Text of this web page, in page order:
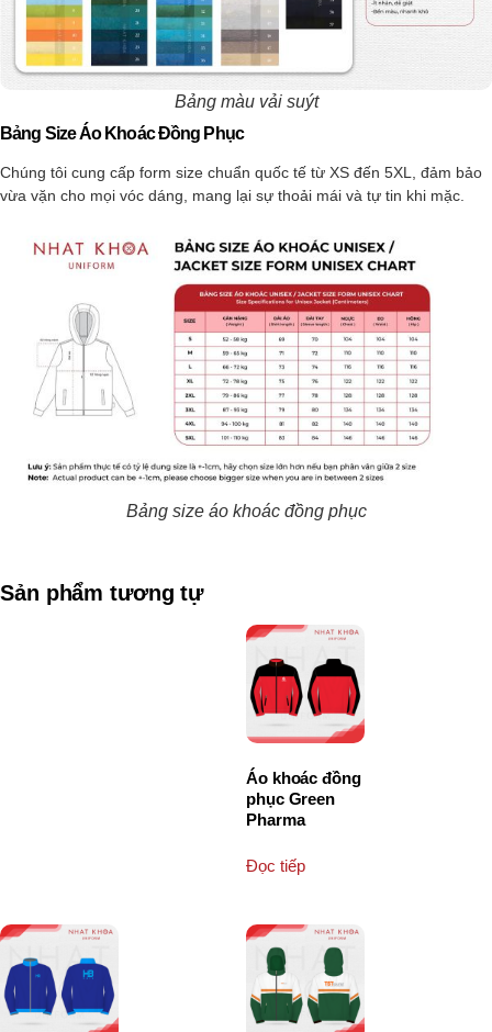
Bảng màu vải suýt
Bảng Size Áo Khoác Đồng Phục
Chúng tôi cung cấp form size chuẩn quốc tế từ XS đến 5XL, đảm bảo
vừa vặn cho mọi vóc dáng, mang lại sự thoải mái và tự tin khi mặc.
Bảng size áo khoác đồng phục
Sản phẩm tương tự
Áo khoác đồng
phục Green
Pharma
Đọc tiếp